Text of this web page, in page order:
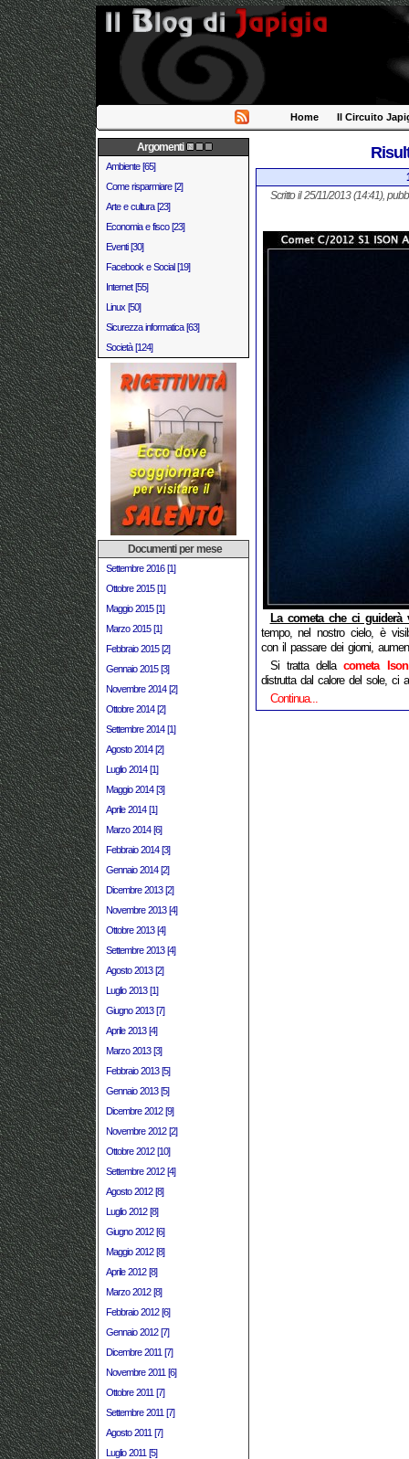
Home Il Circuito
Argomenti
Ambiente [65]
Come risparmiare [2]
Arte e cultura [23]
Economia e fisco [23]
Eventi [30]
Facebook e Social [19]
Internet [55]
Linux [50]
Sicurezza informatica [63]
Società [124]
Documenti per mese
Settembre 2016 [1]
Ottobre 2015 [1]
Maggio 2015 [1]
Marzo 2015 [1]
Febbraio 2015 [2]
Gennaio 2015 [3]
Novembre 2014 [2]
Ottobre 2014 [2]
Settembre 2014 [1]
Agosto 2014 [2]
Luglio 2014 [1]
Maggio 2014 [3]
Aprile 2014 [1]
Marzo 2014 [6]
Febbraio 2014 [3]
Gennaio 2014 [2]
Dicembre 2013 [2]
Novembre 2013 [4]
Ottobre 2013 [4]
Settembre 2013 [4]
Agosto 2013 [2]
Luglio 2013 [1]
Giugno 2013 [7]
Aprile 2013 [4]
Marzo 2013 [3]
Febbraio 2013 [5]
Gennaio 2013 [5]
Dicembre 2012 [9]
Novembre 2012 [2]
Ottobre 2012 [10]
Settembre 2012 [4]
Agosto 2012 [8]
Luglio 2012 [8]
Giugno 2012 [6]
Maggio 2012 [8]
Aprile 2012 [8]
Marzo 2012 [8]
Febbraio 2012 [6]
Gennaio 2012 [7]
Dicembre 2011 [7]
Novembre 2011 [6]
Ottobre 2011 [7]
Settembre 2011 [7]
Agosto 2011 [7]
Luglio 2011 [5]
Scritto il 25/11/2013 (14:41),
La cometa che ci
tempo, nel nostro cielo, è
con il passare dei giorni,
Si tratta dellacometa Ison
distrutta dal calore del sole, ci
Continua...